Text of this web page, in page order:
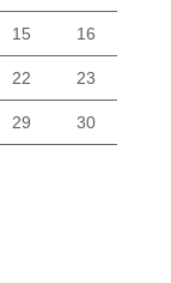
15 16
22 23
29 30